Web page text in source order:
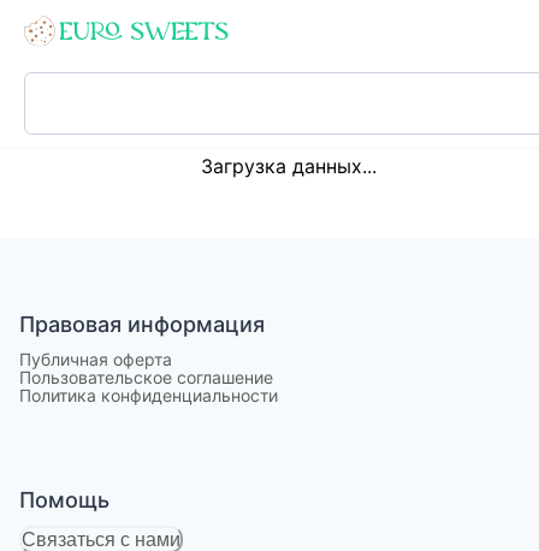
Loading...
Загрузка данных...
Правовая информация
Публичная оферта
Пользовательское соглашение
Политика конфиденциальности
Помощь
Связаться с нами